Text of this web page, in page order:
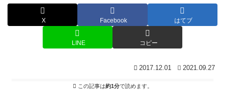
X Facebook はてブ
LINE コピー
2017.12.01 2021.09.27
この記事は約1分で読めます。